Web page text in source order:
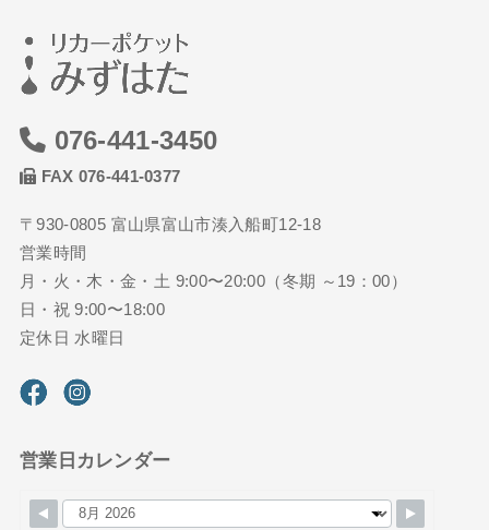
076-441-3450
FAX 076-441-0377
〒930-0805 富山県富山市湊入船町12-18
営業時間
月・火・木・金・土 9:00〜20:00（冬期 ～19：00）
日・祝 9:00〜18:00
定休日 水曜日
営業日カレンダー